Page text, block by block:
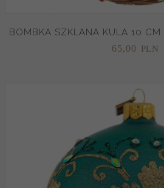
BOMBKA SZKLANA KULA 10
65,00 PLN